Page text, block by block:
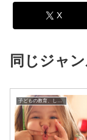
X
同じジャ
子どもの教育、しつけについて